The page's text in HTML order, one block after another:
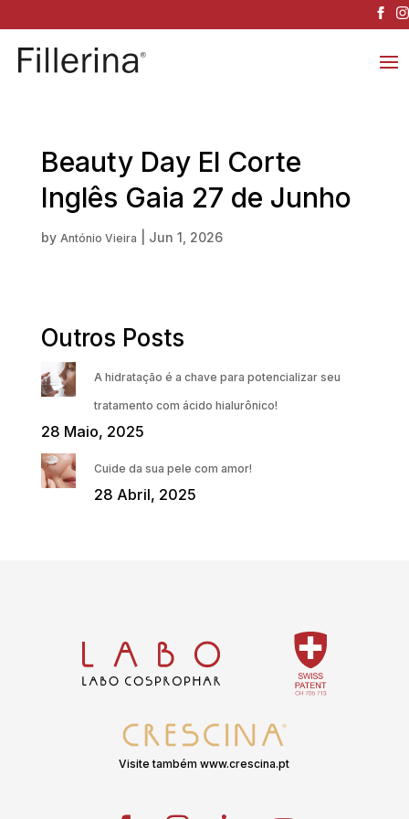
Beauty Day El Corte
Inglês Gaia 27 de Junho
by António Vieira Jun 1, 2026
Outros Posts
A hidratação é a chave para potencializar seu
tratamento com ácido hialurônico!
28 Maio, 2025
Cuide da sua pele com amor!
28 Abril, 2025
Visite também www.crescina.pt